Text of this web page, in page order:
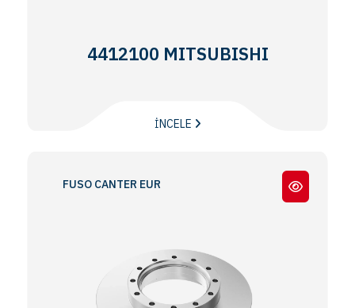
4412100 MITSUBISHI
İNCELE
FUSO CANTER EURO 6